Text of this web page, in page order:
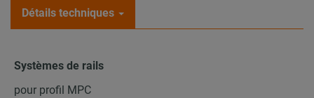
Détails techniques
Systèmes de rails
pour profil MPC